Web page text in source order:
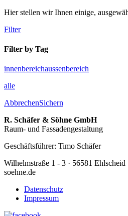
Hier stellen wir Ihnen einige,
Filter
Filter by Tag
innenbereichaussenbereich
alle
AbbrechenSichern
R. Schäfer & Söhne GmbH
Raum- und Fassadengestaltung
Geschäftsführer: Timo Schäfer
Wilhelmstraße 1 - 3 · 56581
soehne.de
Datenschutz
Impressum